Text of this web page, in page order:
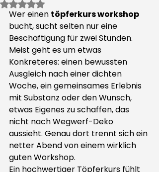
Mit NaN von 5 Sternen bewertet.
Wer einen töpferkurs workshop
bucht, sucht selten nur eine
Beschäftigung für zwei Stunden.
Meist geht es um etwas
Konkreteres: einen bewussten
Ausgleich nach einer dichten
Woche, ein gemeinsames Erlebnis
mit Substanz oder den Wunsch,
etwas Eigenes zu schaffen, das
nicht nach Wegwerf-Deko
aussieht. Genau dort trennt sich ein
netter Abend von einem wirklich
guten Workshop.
Ein hochwertiger Töpferkurs fühlt